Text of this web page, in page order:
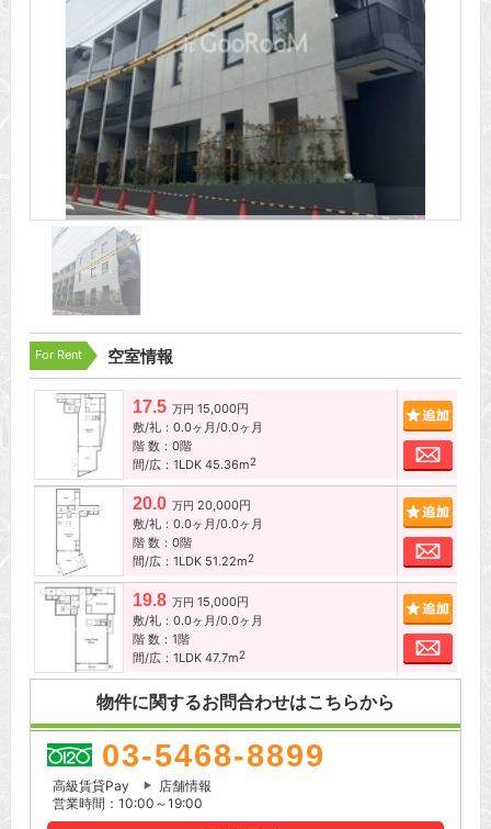
For Rent 空室情報
17.5 万円 15,000円
敷/礼：0.0ヶ月/0.0ヶ月
階 数：0階
間/広：1LDK 45.36m2
お問
20.0 万円 20,000円
敷/礼：0.0ヶ月/0.0ヶ月
階 数：0階
間/広：1LDK 51.22m2
お問
19.8 万円 15,000円
敷/礼：0.0ヶ月/0.0ヶ月
階 数：1階
間/広：1LDK 47.7m2
お問
物件に関するお問合わせはこちらから
03-5468-8899
高級賃貸Pay
店舗情報
営業時間：10:00～19:00